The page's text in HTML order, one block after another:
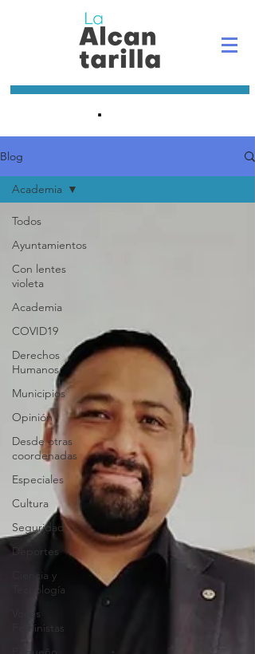
.
Blog
Todos
Ayuntamientos
Con lentes
violeta
Academia
COVID19
Derechos
Humanos
Municipios
Opinión
Desde otras
coordenadas
Especiales
Cultura
Seguridad
Deportes
Ciencia y
Tecnología
Voces
Feministas
Academia